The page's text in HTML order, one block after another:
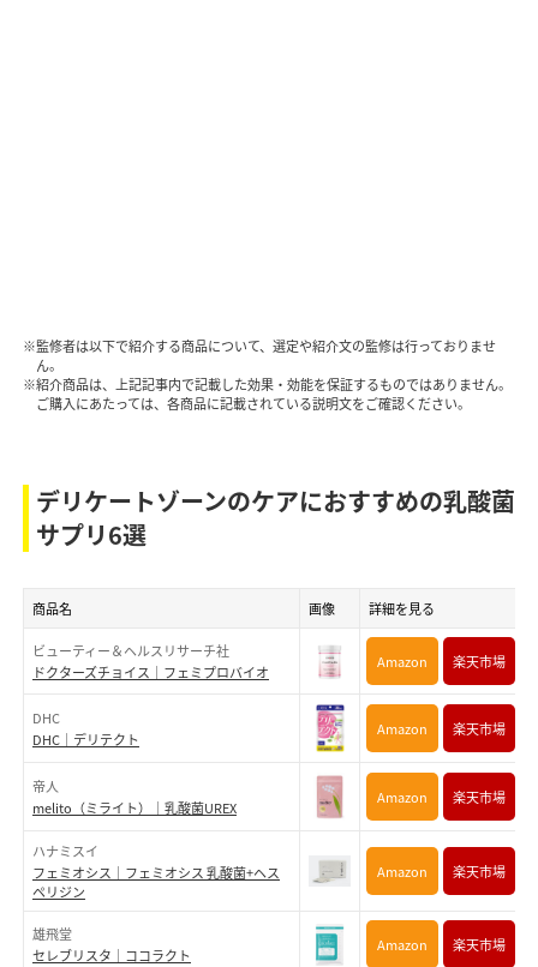
※監修者は以下で紹介する商品について、選定や紹介文の監修は行っておりませ
ん。
※紹介商品は、上記記事内で記載した効果・効能を保証するものではありません。
ご購入にあたっては、各商品に記載されている説明文をご確認ください。
デリケートゾーンのケアにおすすめの乳酸菌
サプリ6選
商品名 画像 詳細を見る
ビューティー＆ヘルスリサーチ社
ドクターズチョイス｜フェミプロバイオ
Amazon 楽天市場
DHC
DHC｜デリテクト
Amazon 楽天市場
帝人
melito（ミライト）｜乳酸菌UREX
Amazon 楽天市場
ハナミスイ
フェミオシス｜フェミオシス 乳酸菌+ヘス
ペリジン
Amazon 楽天市場
雄飛堂
セレブリスタ｜ココラクト
Amazon 楽天市場